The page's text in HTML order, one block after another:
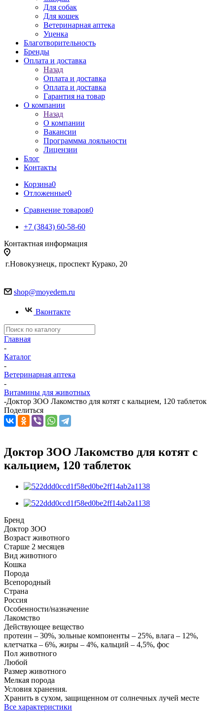
Для собак
Для кошек
Ветеринарная аптека
Уценка
Благотворительность
Бренды
Оплата и доставка
Назад
Оплата и доставка
Оплата и доставка
Гарантия на товар
О компании
Назад
О компании
Вакансии
Программма лояльности
Лицензии
Блог
Контакты
Корзина0
Отложенные0
Сравнение товаров0
+7 (3843) 60-58-60
Контактная информация
г.Новокузнецк, проспект Курако, 20
shop@moyedem.ru
Вконтакте
Главная
-
Каталог
-
Ветеринарная аптека
-
Витамины для животных
-Доктор ЗОО Лакомство для котят с кальцием, 120 таблеток
Поделиться
Доктор ЗОО Лакомство для котят с
кальцием, 120 таблеток
Бренд
Доктор ЗОО
Возраст животного
Старше 2 месяцев
Вид животного
Кошка
Порода
Всепородный
Страна
Россия
Особенности/назначение
Лакомство
Действующее вещество
протеин – 30%, зольные компоненты – 25%, влага – 12%,
клетчатка – 6%, жиры – 4%, кальций – 4,5%, фос
Пол животного
Любой
Размер животного
Мелкая порода
Условия хранения.
Хранить в сухом, защищенном от солнечных лучей месте
Все характеристики